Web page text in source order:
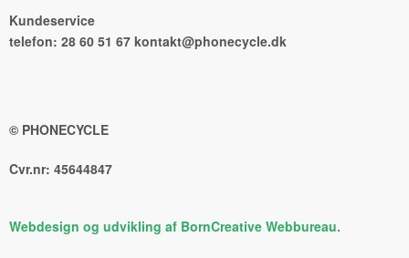
Kundeservice
telefon: 28 60 51 67 kontakt@phonecycle.dk
© PHONECYCLE
Cvr.nr: 45644847
Webdesign og udvikling af BornCreative Webbureau.